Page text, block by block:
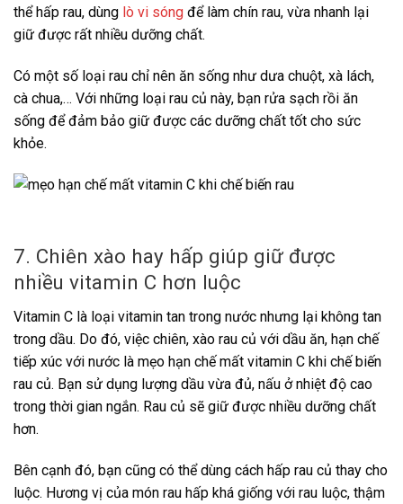
thể hấp rau, dùng lò vi sóng để làm chín rau, vừa nhanh lại
giữ được rất nhiều dưỡng chất.
Có một số loại rau chỉ nên ăn sống như dưa chuột, xà lách,
cà chua,… Với những loại rau củ này, bạn rửa sạch rồi ăn
sống để đảm bảo giữ được các dưỡng chất tốt cho sức
khỏe.
7. Chiên xào hay hấp giúp giữ được
nhiều vitamin C hơn luộc
Vitamin C là loại vitamin tan trong nước nhưng lại không tan
trong dầu. Do đó, việc chiên, xào rau củ với dầu ăn, hạn chế
tiếp xúc với nước là mẹo hạn chế mất vitamin C khi chế biến
rau củ. Bạn sử dụng lượng dầu vừa đủ, nấu ở nhiệt độ cao
trong thời gian ngắn. Rau củ sẽ giữ được nhiều dưỡng chất
hơn.
Bên cạnh đó, bạn cũng có thể dùng cách hấp rau củ thay cho
luộc. Hương vị của món rau hấp khá giống với rau luộc, thậm